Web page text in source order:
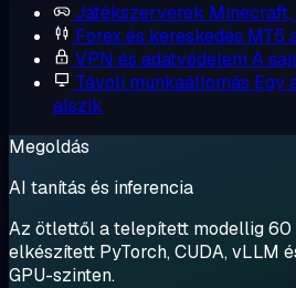
Játékszerverek Minecraft,
Forex és kereskedés MT5
VPN és adatvédelem A
Távoli munkaállomás Egy
alszik
Megoldás
AI tanítás és inferencia
Az ötlettől a telepített modellig 60
elkészített PyTorch, CUDA, vLLM
GPU-szinten.